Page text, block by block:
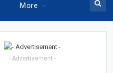
More
- Advertisement -